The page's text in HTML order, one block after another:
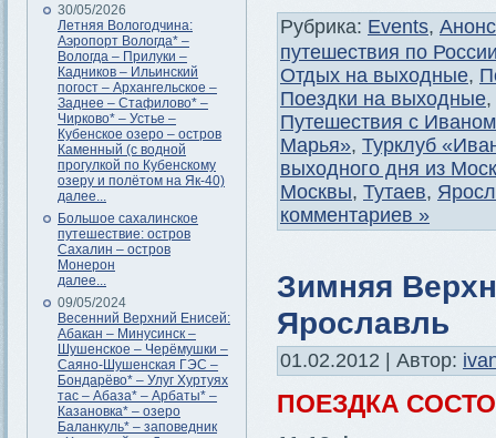
30/05/2026
Летняя Вологодчина:
Аэропорт Вологда* –
Вологда – Прилуки –
Кадников – Ильинский
погост – Архангельское –
Заднее – Стафилово* –
Чирково* – Устье –
Кубенское озеро – остров
Каменный (с водной
прогулкой по Кубенскому
озеру и полётом на Як-40)
далее...
Большое сахалинское
путешествие: остров
Сахалин – остров
Монерон
далее...
09/05/2024
Весенний Верхний Енисей:
Абакан – Минусинск –
Шушенское – Черёмушки –
Саяно-Шушенская ГЭС –
Бондарёво* – Улуг Хуртуях
тас – Абаза* – Арбаты* –
Казановка* – озеро
Баланкуль* – заповедник
Рубрика: Events,
путешествия по
Отдых на выходные,
Поездки на выходные,
Путешествия с
Марья», Турклуб
выходного дня из
Москвы, Тутаев,
комментариев »
Зимняя
Ярославль
01.02.2012 | Автор:
ПОЕЗДКА